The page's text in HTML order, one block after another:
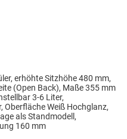
erhöhte Sitzhöhe 480 mm,
(Open Back), Maße 355 mm
3-6 Liter,
Oberfläche Weiß Hochglanz,
als Standmodell,
160 mm